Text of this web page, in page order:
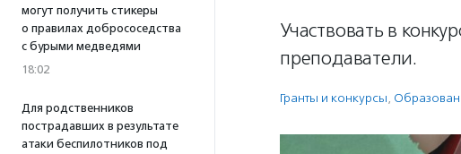
могут получить стикеры
о правилах добрососедства
с бурыми медведями
18:02
Для родственников
пострадавших в результате
атаки беспилотников под
Участвовать в
преподаватели.
Гранты и конкурсы,